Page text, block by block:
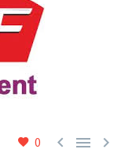
0   